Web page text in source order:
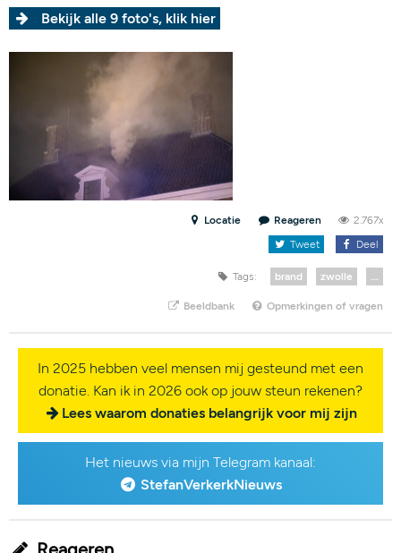
Bekijk alle 9 foto's, klik hier
Locatie Reageren
2.767x
Tweet
Deel
Tags: brand zwolle ...
Beeldbank Opmerkingen of vragen
In 2025 hebben veel mensen mij gesteund met een
donatie. Kan ik in 2026 ook op jouw steun rekenen?
Lees waarom donaties belangrijk voor mij zijn
Het nieuws via mijn Telegram kanaal:
StefanVerkerkNieuws